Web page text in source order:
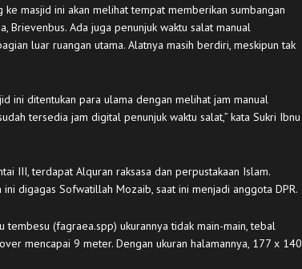
ke masjid ini akan melihat tempat memberikan sumbangan
Brievenbus. Ada juga penunjuk waktu salat manual
luar ruangan utama. Alatnya masih berdiri, meskipun tak
ini ditentukan para ulama dengan melihat jam manual
tersedia jam digital penunjuk waktu salat,” kata Sukri Ibnu
III, terdapat Alquran raksasa dan perpustakaan Islam.
ini digagas Sofwatillah Mozaib, saat ini menjadi anggota DPR.
tembesu (fagraea.spp) ukurannya tidak main-main, tebal
mencapai 9 meter. Dengan ukuran halamannya, 177 x 140